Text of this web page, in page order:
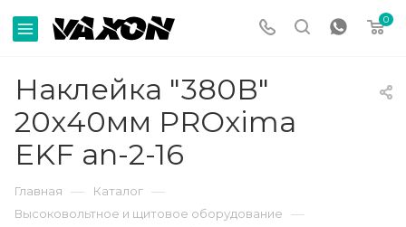
0
Наклейка "380В"
20х40мм PROxima
EKF an-2-16
Главная — Каталог —
Высоковольтное и щитовое оборудование —